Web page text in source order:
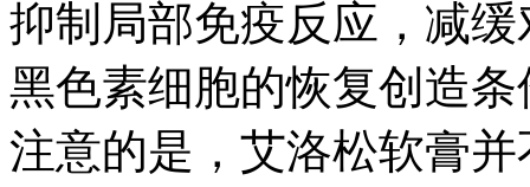
抑制局部免疫反应，减
黑色素细胞的恢复创造
注意的是，艾洛松软膏